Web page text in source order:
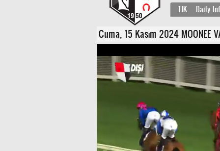
TJK Daily
Cuma, 15 Kasım 2024 MOONEE